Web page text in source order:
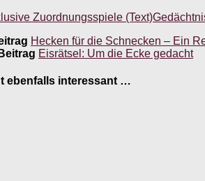
Zuordnungsspiele (Text)
Hecken für die Schnecken – Ein
Eisrätsel: Um die Ecke gedacht
ebenfalls interessant …